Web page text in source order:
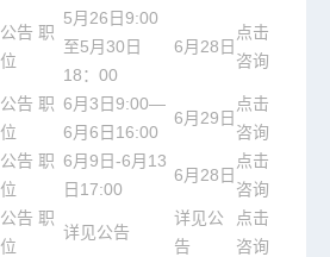
公告 职
位
5月26日9:00
至5月30日
18：00
6月28日
点击
咨询
公告 职
位
6月3日9:00—
6月6日16:00
6月29日
点击
咨询
公告 职
位
6月9日-6月13
日17:00
6月28日
点击
咨询
公告 职
位
详见公告
详见公
告
点击
咨询